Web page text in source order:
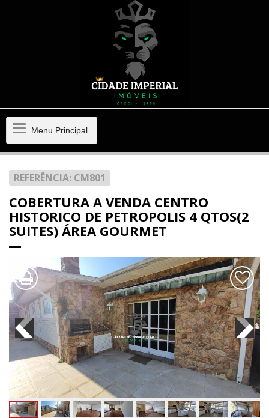
MenuMenu Principal
REFERÊNCIA: CM801
COBERTURA A VENDA CENTRO
HISTORICO DE PETROPOLIS 4 QTOS(2
SUITES) ÁREA GOURMET